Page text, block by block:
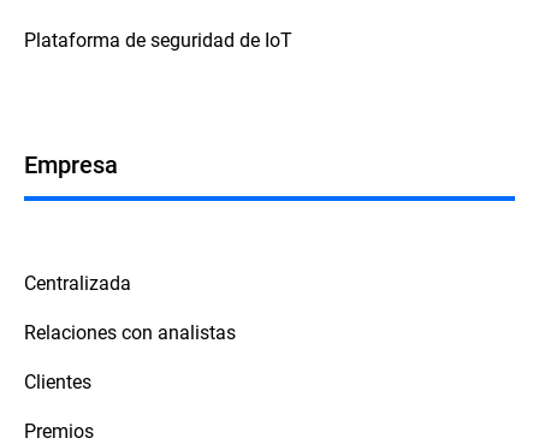
Plataforma de seguridad de IoT
Empresa
Centralizada
Relaciones con analistas
Clientes
Premios